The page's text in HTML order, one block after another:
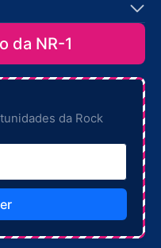
da NR-1
da Rock